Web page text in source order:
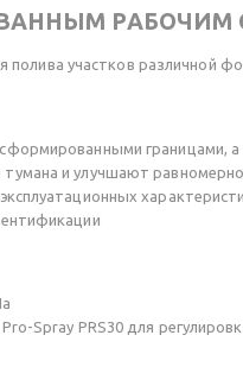
РАБОЧИМ
участков различной
границами,
и улучшают
Spray PRS30 для